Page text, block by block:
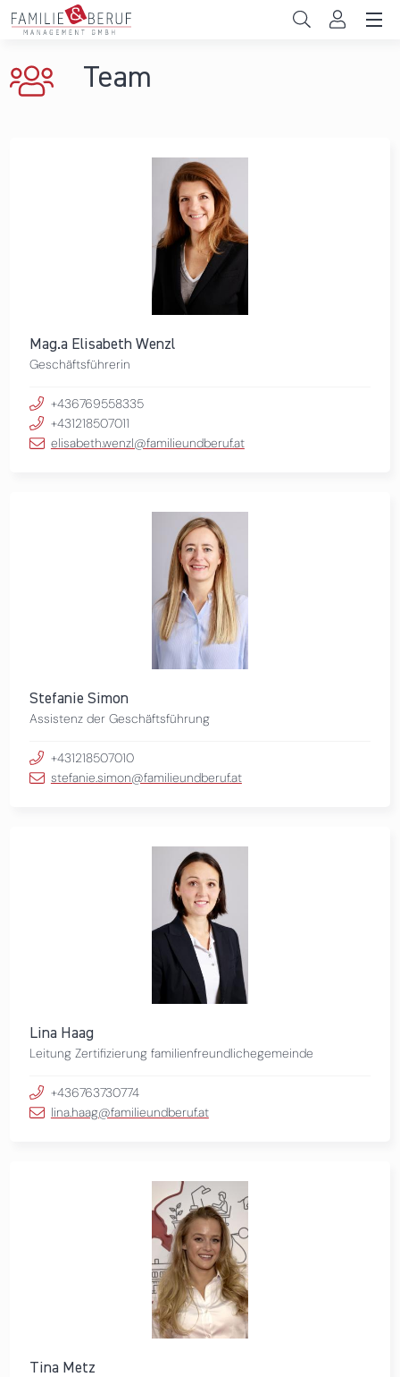
Direkt zum Inhalt
Team
Mag.a Elisabeth Wenzl
Geschäftsführerin
+436769558335
+431218507011
elisabeth.wenzl@familieundberuf.at
Stefanie Simon
Assistenz der Geschäftsführung
+431218507010
stefanie.simon@familieundberuf.at
Lina Haag
Leitung Zertifizierung familienfreundlichegemeinde
+436763730774
lina.haag@familieundberuf.at
Tina Metz